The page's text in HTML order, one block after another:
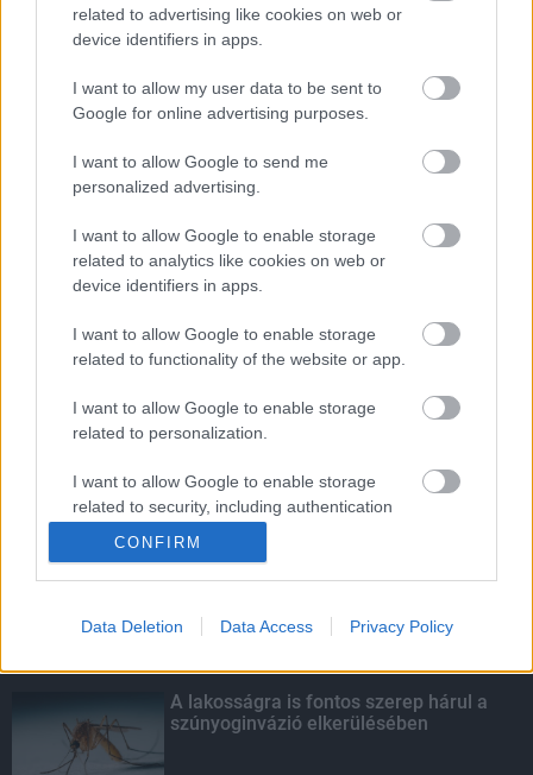
related to advertising like cookies on web or
device identifiers in apps.
I want to allow my user data to be sent to
Google for online advertising purposes.
I want to allow Google to send me
personalized advertising.
I want to allow Google to enable storage
related to analytics like cookies on web or
device identifiers in apps.
I want to allow Google to enable storage
related to functionality of the website or app.
I want to allow Google to enable storage
related to personalization.
I want to allow Google to enable storage
related to security, including authentication
CONFIRM
Data Deletion Data Access Privacy Policy
Szakirányú továbbképzésekkel segíti
idén is a társadalmi kihívások
leküzdését a Gál Ferenc Egyetem
Túlfogyasztás napja - július 30-ra
felhasználta az emberiség a Föld egész
évre elegendő erőforrásait
A lakosságra is fontos szerep hárul a
KIEMELT
Szakirányú továbbképzésekkel segíti
leküzdését a Gál Ferenc Egyetem
A lakosságra is fontos szerep hárul a
szúnyoginvázió elkerülésében